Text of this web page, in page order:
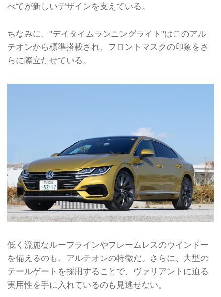
べてが新しいデザインを支えている。
ちなみに、"デイタイムランニングライト"はこのアル
テオンから標準搭載され、フロントマスクの印象をさ
らに際立たせている。
低く流麗なルーフラインやフレームレスのウインドー
を備えるのも、アルテオンの特徴だ。さらに、大型の
テールゲートを採用することで、ヴァリアントに迫る
実用性を手に入れているのも見逃せない。